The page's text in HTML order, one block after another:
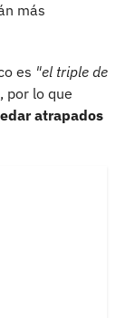
más
es "el triple de
por lo que
atrapados